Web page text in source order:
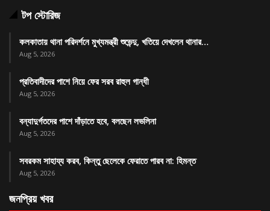
টপ স্টোরিজ
কলকাতায় থানা পরিদর্শনে মুখ্যমন্ত্রী শুভেন্দু, খতিয়ে দেখলেন থানার…
Aug 5, 2026
প্রতিবাদীদের পাশে নিয়ে ফের সরব রাহুল গান্ধী
Aug 5, 2026
বন্যাদুর্গতদের পাশে দাঁড়াতে হবে, বলছেন লভলিনা
Aug 5, 2026
সবরকম সাহায্য করব, কিন্তু ছেলেকে ফেরাতে পারব না: হিমন্ত
Aug 5, 2026
জনপ্রিয় খবর